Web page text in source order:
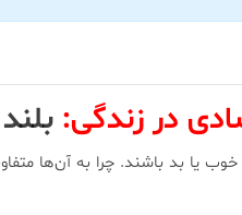
در زندگی:
یا بد باشند. چرا به آن‌ها